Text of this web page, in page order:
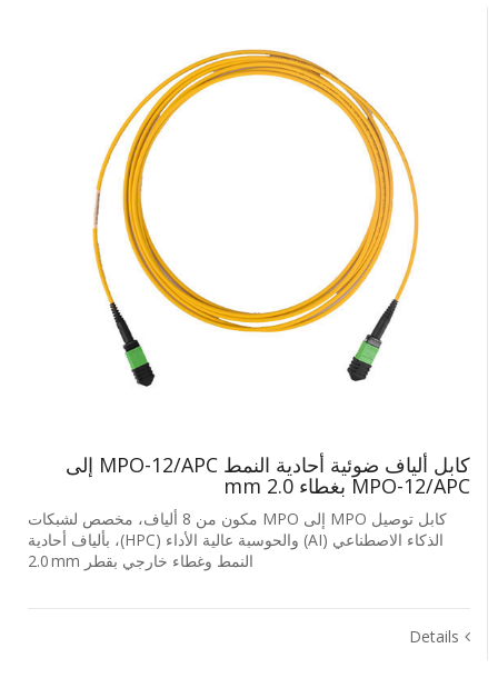
كابل ألياف ضوئية أحادية النمط MPO-12/APC إلى
MPO-12/APC بغطاء 2.0 mm
كابل توصيل MPO إلى MPO مكون من 8 ألياف، مخصص لشبكات
الذكاء الاصطناعي (AI) والحوسبة عالية الأداء (HPC)، بألياف أحادية
النمط وغطاء خارجي بقطر ‎2.0 mm
Details